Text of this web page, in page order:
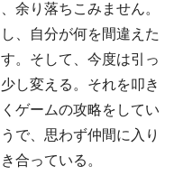
余り落ちこみません。
、自分が何を間違えた
。そして、今度は引っ
し変える。それを叩き
ゲームの攻略をしてい
で、思わず仲間に入り
合っている。